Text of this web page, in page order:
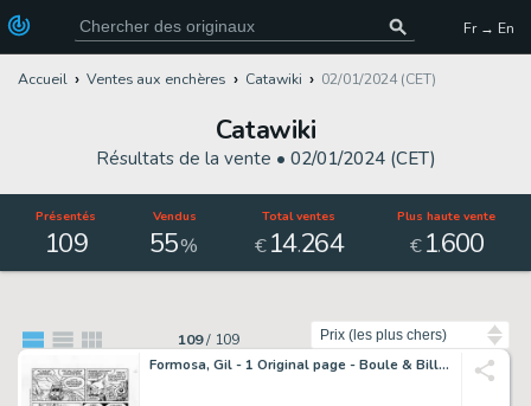
Fr → En
Accueil Ventes aux enchères Catawiki 02/01/2024 (CET)
Catawiki
Résultats de la vente • 02/01/2024 (CET)
Présentés
109
Vendus
55%
Total ventes
€ 14.264
Plus haute vente
€ 1.600
109/ 109
Formosa, Gil - 1 Original page - Boule & Bill - Chute!